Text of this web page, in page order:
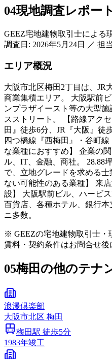
04現地調査レポート
GEEZ宅地建物取引士による
調査日: 2026年5月24日 ／ 担
エリア概況
大阪市北区梅田2丁目は、JR
商業集積エリア。 大阪駅前
ンプラザイースト等の大型
スストリート。 【路線アク
田』徒歩6分、JR『大阪』徒
四つ橋線『西梅田』・谷町
な業種におすすめ】 企業の
ル、IT、金融、商社。 28.88
で、立地グレードを求める
ない可能性のある業種】 来
設】 大阪駅前ビル、ハービ
百貨店、各種ホテル、銀行
ニ多数。
※ GEEZの宅地建物取引士・
賃料・契約条件はお問合せ後
05梅田の他のテナ
浪漫倶楽部
大阪市北区 梅田
梅田駅 徒歩5分
1983年竣工